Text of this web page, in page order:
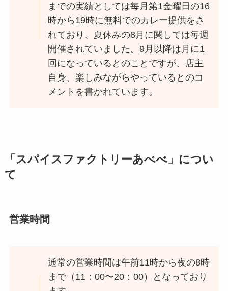
までの実績としては毎月第1金曜日の16
時から19時に無料でのカレー提供をさ
れており、夏休みの8月に関しては毎週
開催されていました。9月以降は月に1
回になっているとのことですが、店主
自身、楽しみながらやっているとのコ
メントを書かれています。
「スパイスファクトリーあべべ」につい
て
営業時間
通常の営業時間は午前11時から夜の8時
まで（11：00〜20：00）となっており